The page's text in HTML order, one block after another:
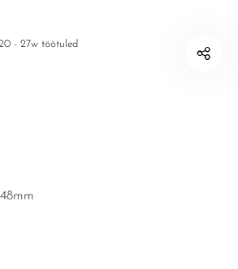
- 27w töötuled